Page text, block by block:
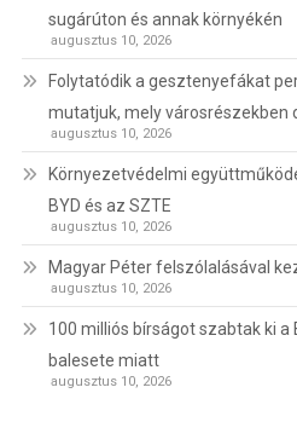
sugárúton és annak környékén
augusztus 10, 2026
Folytatódik a gesztenyefákat
mutatjuk, mely városrészekben
augusztus 10, 2026
Környezetvédelmi
BYD és az SZTE
augusztus 10, 2026
Magyar Péter felszólalásával
augusztus 10, 2026
100 milliós bírságot szabtak ki a
balesete miatt
augusztus 10, 2026